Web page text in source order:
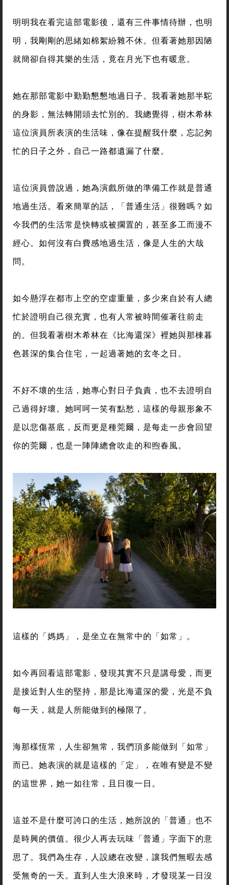
明明我在看完這部電影後，還有三件事情待辦，也明
明，我剛剛的思緒如棉絮紛雜不休。但看著她那因陋
就簡卻自得其樂的生活，竟在月光下也有暖意。
她在那部電影中勤勤懇懇地過日子。我看著她那半駝
的身影，無法轉開頭去忙別的。我總覺得，樹木希林
這位演員所表演的生活味，像在提醒我什麼，忘記匆
忙的日子之外，自己一路都遺漏了什麼。
這位演員曾說過，她為演戲所做的準備工作就是普通
地過生活。看來簡單的話，「普通生活」很難嗎？如
今我們的生活常是快轉或被擱置的，甚至多工而漫不
經心。如何沒有白費感地過生活，像是人生的大哉
問。
如今懸浮在都市上空的空虛重量，多少來自於有人總
忙於證明自己很充實，也有人常被時間催著往前走
的。但我看著樹木希林在《比海還深》裡她與那棟暮
色甚深的集合住宅，一起過著她的玄冬之日。
不好不壞的生活，她專心對日子負責，也不去證明自
己過得好壞。她呵呵一笑有點愁，這樣的母親形象不
是以悲傷基底，反而更是種莞爾，是每走一步會回望
你的莞爾，也是一陣陣總會吹走的和煦春風。
這樣的「媽媽」，是坐立在無常中的「如常」。
如今再回看這部電影，發現其實不只是講母愛，而更
是接近對人生的堅持，那是比海還深的愛，光是不負
每一天，就是人所能做到的極限了。
海那樣恆常，人生卻無常，我們頂多能做到「如常」
而已。她表演的就是這樣的「定」，在唯有變是不變
的這世界，她一如往常，且日復一日。
這並不是什麼可誇口的生活，她所說的「普通」也不
是時興的價值。很少人再去玩味「普通」字面下的意
思了。我們為生存，人設總在改變，讓我們無暇去感
受無奇的一天。直到人生大浪來時，才發現某一日沒